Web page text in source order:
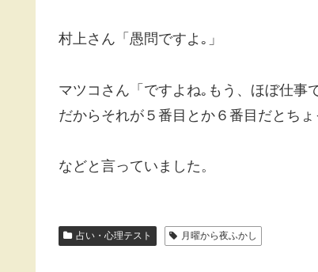
村上さん「愚問ですよ｡」
マツコさん「ですよね｡もう、ほぼ仕事
だからそれが５番目とか６番目だとち
などと言っていました。
占い・心理テスト 月曜から夜ふかし